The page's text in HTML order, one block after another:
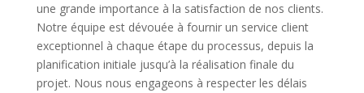
une grande importance à la satisfaction de nos clients.
Notre équipe est dévouée à fournir un service client
exceptionnel à chaque étape du processus, depuis la
planification initiale jusqu’à la réalisation finale du
projet. Nous nous engageons à respecter les délais